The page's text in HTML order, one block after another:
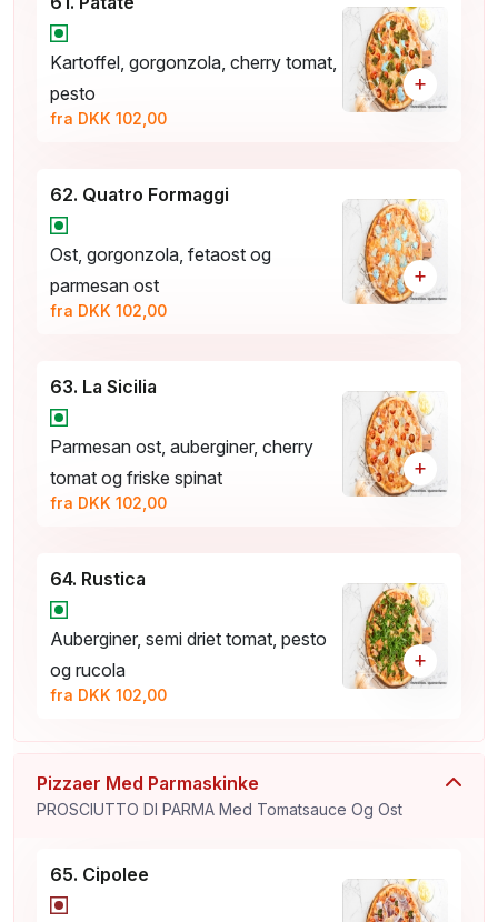
Kartoffel, gorgonzola, cherry tomat,
pesto
fra DKK 102,00
+
62. Quatro Formaggi
Ost, gorgonzola, fetaost og
parmesan ost
fra DKK 102,00
+
63. La Sicilia
Parmesan ost, auberginer, cherry
tomat og friske spinat
fra DKK 102,00
+
64. Rustica
Auberginer, semi driet tomat, pesto
og rucola
fra DKK 102,00
+
Pizzaer Med Parmaskinke
PROSCIUTTO DI PARMA Med Tomatsauce Og Ost
65. Cipolee